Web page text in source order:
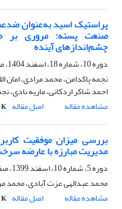
پراستیک اسید به‌عنوان
صنعت پسته: مروری بر
چشم‌اندازهای آینده
دوره 10، شماره 18، اسفند 1404، صفحه
نجمه پاکدامن، محمد مرادی، امان
احمد شاکر اردکانی، ماریه نادی،
مشاهده مقاله
اصل مقاله K
بررسی میزان موفقیت
مدیریت مبارزه با عارضه
دوره 5، شماره 10، اسفند 1399، صفحه
محمد عبدالهی عزت آبادی،
مشاهده مقاله
اصل مقاله K